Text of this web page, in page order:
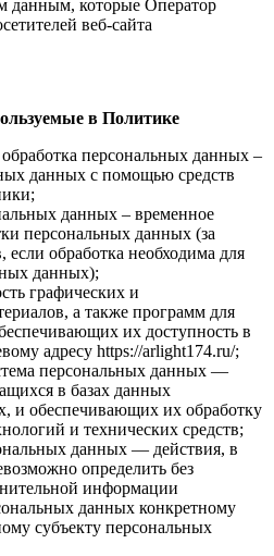
данным, которые Оператор
веб-сайта
в Политике
персональных данных –
данных с помощью средств
данных – временное
персональных данных (за
если обработка необходима для
данных);
графических и
а также программ для
их доступность в
адресу https://arlight174.ru/;
персональных данных —
в базах данных
и обеспечивающих их обработку
и технических средств;
данных — действия, в
определить без
информации
данных конкретному
субъекту персональных